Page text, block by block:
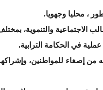
، محليا وجهويا.
الاجتماعية والتنموية،
في الحكامة الترابية.
إصغاء للمواطنين،